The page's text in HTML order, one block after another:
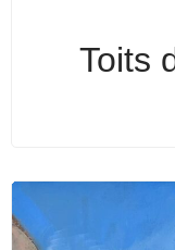
Toits